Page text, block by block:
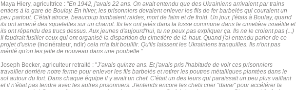
Maya Hiery, agricultrice : "En 1942, j'avais 22 ans. On avait entendu que des Ukrainiens arrivaient par trains
entiers à la gare de Boulay. En hiver, les prisonniers devaient enlever les fils de fer barbelés qui couraient un
peu partout. C'était atroce, beaucoup tombaient raides, mort de faim et de froid. Un jour, j'étais à Boulay, quand
ils ont amené des squelettes sur un chariot. Ils les ont jetés dans la fosse commune dans le cimetière israélite et
ils ont répandu des trucs dessus. Aux jeunes d'aujourd'hui, tu ne peux pas expliquer ça. Ils ne le croient pas (...)
Il faudrait fusiller ceux qui ont organisé la disparition du cimetière de là-haut. Quand j'ai entendu parler de ce
projet d'usine (incinérateur, ndlr) cela m'a fait bouillir. Qu'ils laissent les Ukrainiens tranquilles. Ils n'ont pas
mérité qu'on les jette de nouveau dans une poubelle.”
Joseph Becker, agriculteur retraité : "J’avais quinze ans. Et j'avais pris l'habitude de voir ces prisonniers
travailler derrière notre ferme pour enlever les fils barbelés et retirer les poutres métalliques plantées dans le
sol autour du fort. Dans chaque équipe il y avait un chef. C'était un des leurs qui paraissait un peu plus vaillant
et il n'était pas tendre avec les autres prisonniers. J'entends encore les chefs crier "davaï" pour accélérer la